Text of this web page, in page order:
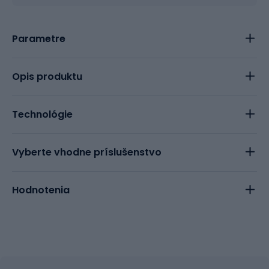
Parametre
Opis produktu
Technológie
Vyberte vhodne príslušenstvo
Hodnotenia